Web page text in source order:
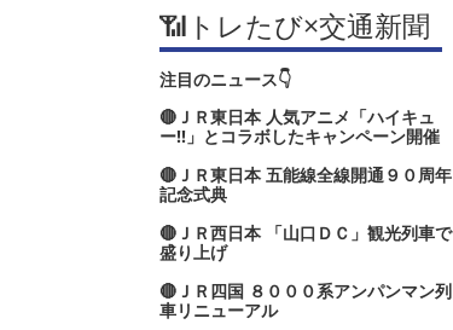
📶トレたび×交通新聞
注目のニュース👇
🔴ＪＲ東日本 人気アニメ「ハイキュ
ー‼」とコラボしたキャンペーン開催
🔴ＪＲ東日本 五能線全線開通９０周年
記念式典
🔴ＪＲ西日本 「山口ＤＣ」観光列車で
盛り上げ
🔴ＪＲ四国 ８０００系アンパンマン列
車リニューアル